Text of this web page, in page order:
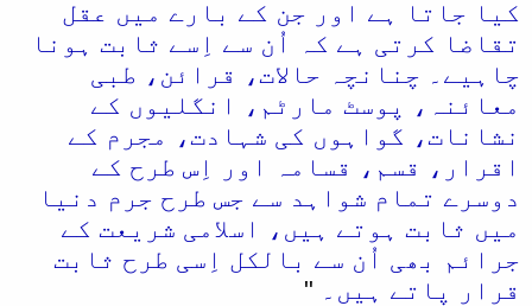
کیا جاتا ہے اور جن کے بارے میں عقل
تقاضا کرتی ہے کہ اُن سے اِسے ثابت ہونا
چاہیے۔ چنانچہ حالات، قرائن، طبی
معائنہ، پوسٹ مارٹم، انگلیوں کے
نشانات، گواہوں کی شہادت، مجرم کے
اقرار، قسم، قسامہ اور اِس طرح کے
دوسرے تمام شواہد سے جس طرح جرم دنیا
میں ثابت ہوتے ہیں، اسلامی شریعت کے
جرائم بھی اُن سے بالکل اِسی طرح ثابت
قرار پاتے ہیں۔ "